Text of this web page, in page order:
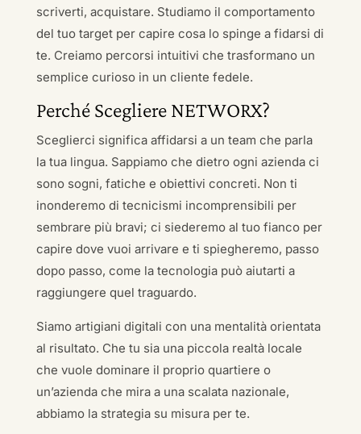
scriverti, acquistare. Studiamo il comportamento
del tuo target per capire cosa lo spinge a fidarsi di
te. Creiamo percorsi intuitivi che trasformano un
semplice curioso in un cliente fedele.
Perché Scegliere NETWORX?
Sceglierci significa affidarsi a un team che parla
la tua lingua. Sappiamo che dietro ogni azienda ci
sono sogni, fatiche e obiettivi concreti. Non ti
inonderemo di tecnicismi incomprensibili per
sembrare più bravi; ci siederemo al tuo fianco per
capire dove vuoi arrivare e ti spiegheremo, passo
dopo passo, come la tecnologia può aiutarti a
raggiungere quel traguardo.
Siamo artigiani digitali con una mentalità orientata
al risultato. Che tu sia una piccola realtà locale
che vuole dominare il proprio quartiere o
un’azienda che mira a una scalata nazionale,
abbiamo la strategia su misura per te.